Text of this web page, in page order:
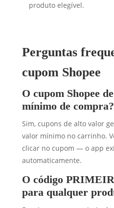
produto elegível.
Perguntas
cupom Shopee
O cupom Shopee
mínimo de compra?
Sim, cupons de alto valor
valor mínimo no carrinho.
clicar no cupom — o app
automaticamente.
O código
para qualquer